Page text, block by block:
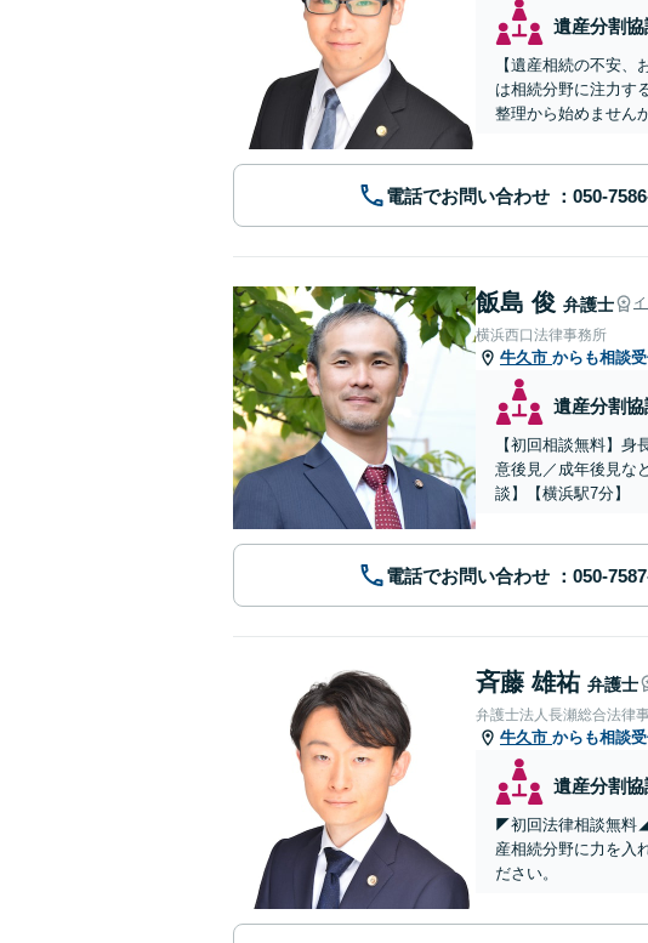
遺産分割協
【遺産相続の不安
は相続分野に注力す
整理から始めません
電話でお問い合わせ
飯島 俊 弁護士
横浜西口法律事務所
牛久市 からも相談
遺産分割協
【初回相談無料】
意後見／成年後見な
談】【横浜駅7分】
電話でお問い合わせ
斉藤 雄祐 弁護士
弁護士法人長瀬総合法律
牛久市 からも相談
遺産分割協
◤初回法律相談無料
産相続分野に力を入
ださい。